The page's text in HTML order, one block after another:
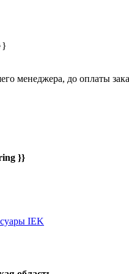
менеджера, до оплаты
}}
IEK